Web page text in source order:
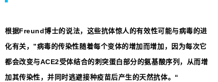
根据Freund博士的说法，这些抗体惊人的有效性可能与病毒的进
化有关，”病毒的传染性随着每个变体的增加而增加，因为每次它
都会改变与ACE2受体结合的刺突蛋白部分的氨基酸序列，从而增
加其传染性，并同时逃避接种疫苗后产生的天然抗体。“